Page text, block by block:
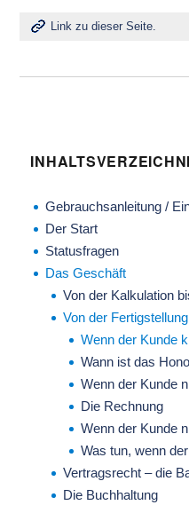
Link zu dieser Seite.
Gebrauchsanleitung /
Der Start
Statusfragen
Das Geschäft
Von der Kalkulation
Von der
Wenn der Kunde
Wann ist das
Wenn der Kunde
Die Rechnung
Wenn der Kunde
Was tun, wenn
Vertragsrecht – die
Die Buchhaltung